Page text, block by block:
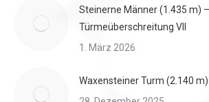
Steinerne Männer (1.435 m)
Türmeüberschreitung VII
1. März 2026
Waxensteiner Turm (2.140